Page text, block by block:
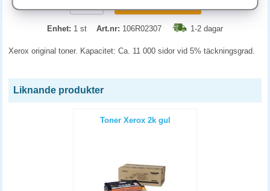
Enhet: 1 st Art.nr: 106R02307 1-2 dagar
Xerox original toner. Kapacitet: Ca. 11 000 sidor vid 5% täckningsgrad.
Liknande produkter
Toner Xerox 2k gul